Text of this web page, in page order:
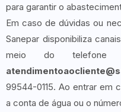
para garantir o
Em caso de dúvidas ou
Sanepar disponibiliza
meio do telefone
99544-0115. Ao entrar em
a conta de água ou o